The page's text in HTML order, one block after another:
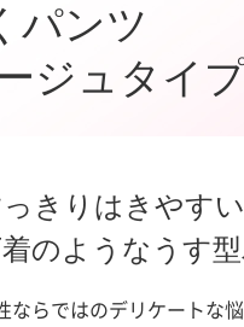
軽い尿モレ用
イド
対応表
パンツ
ジュタイ
きりはきやす
のようなうす
ならではのデリケートな